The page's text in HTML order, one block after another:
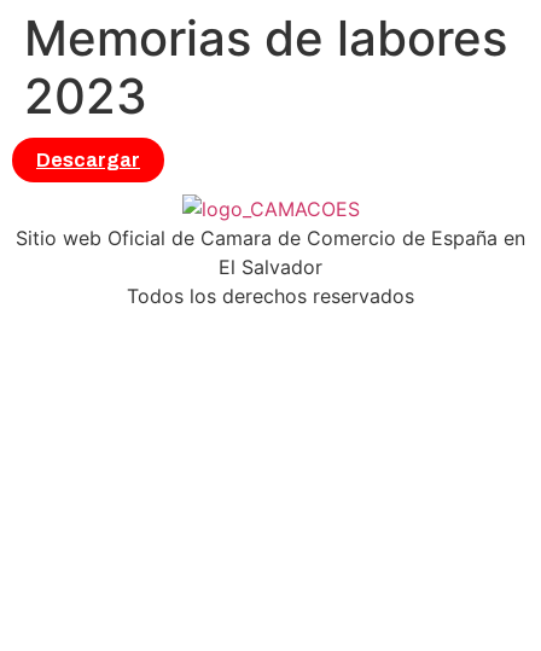
Memorias de labores
2023
Descargar
Sitio web Oficial de Camara de Comercio de España en
El Salvador
Todos los derechos reservados